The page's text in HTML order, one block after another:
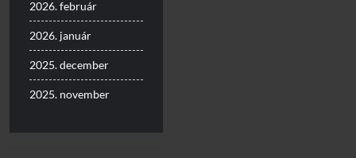
2026. február
2026. január
2025. december
2025. november